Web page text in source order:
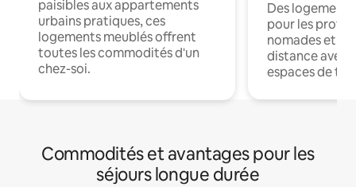
paisibles aux appartements
urbains pratiques, ces
logements meublés offrent
toutes les commodités d'un
chez-soi.
Des
pour les
nomades et
distance avec
espaces de
Commodités et avantages pour les
séjours longue durée